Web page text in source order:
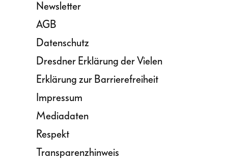
Newsletter
AGB
Datenschutz
Dresdner Erklärung der Vielen
Erklärung zur Barrierefreiheit
Impressum
Mediadaten
Respekt
Transparenzhinweis